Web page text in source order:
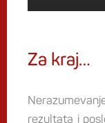
Za kraj…
rezultata i